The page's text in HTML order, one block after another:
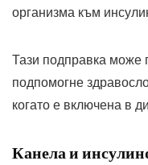
организма към
Тази подправка може
подпомогне
когато е включена в
Канела и